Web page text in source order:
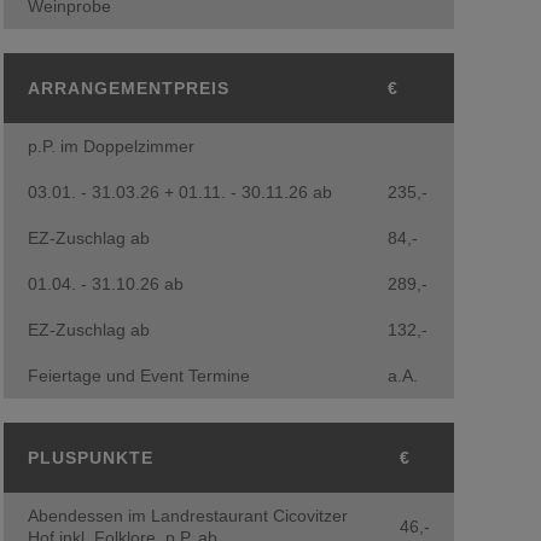
Weinprobe
ARRANGEMENTPREIS €
p.P. im Doppelzimmer
03.01. - 31.03.26 + 01.11. - 30.11.26 ab 235,-
EZ-Zuschlag ab 84,-
01.04. - 31.10.26 ab 289,-
EZ-Zuschlag ab 132,-
Feiertage und Event Termine a.A.
PLUSPUNKTE €
Abendessen im Landrestaurant Cicovitzer
46,-